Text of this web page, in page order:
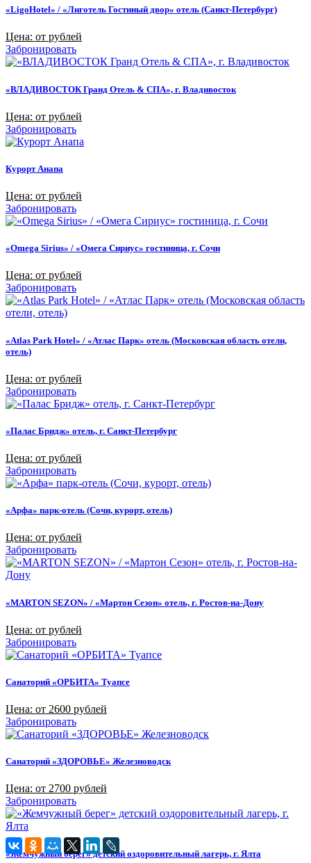
«LigoHotel» / «Лиготель Гостиный двор» отель (Санкт-Петербург)
Цена: от рублей
Забронировать
«ВЛАДИВОСТОК Гранд Отель & СПА», г. Владивосток
Цена: от рублей
Забронировать
Курорт Анапа
Цена: от рублей
Забронировать
«Omega Sirius» / «Омега Сириус» гостиница, г. Сочи
Цена: от рублей
Забронировать
«Atlas Park Hotel» / «Атлас Парк» отель (Московская область отели,
отель)
Цена: от рублей
Забронировать
«Палас Бридж» отель, г. Санкт-Петербург
Цена: от рублей
Забронировать
«Арфа» парк-отель (Сочи, курорт, отель)
Цена: от рублей
Забронировать
«MARTON SEZON» / «Мартон Сезон» отель, г. Ростов-на-Дону
Цена: от рублей
Забронировать
Санаторий «ОРБИТА» Туапсе
Цена: от 2600 рублей
Забронировать
Санаторий «ЗДОРОВЬЕ» Железноводск
Цена: от 2700 рублей
Забронировать
«Жемчужный берег» детский оздоровительный лагерь, г. Ялта